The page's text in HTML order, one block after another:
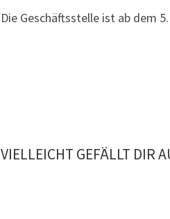
Die Geschäftsstelle ist ab dem
VIELLEICHT GEFÄLLT DIR